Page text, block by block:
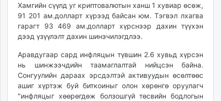
mminfo.mn
ugluu.mn
urlag.mn
asu.mn
shudarga.mn
shuurhai.mn
unuudur.mn
Хамгийн сүүлд уг криптовалютын ханш 1 хувиар өсөж,
91 201 ам.долларт хүрээд байсан юм. Тэгвэл лхагва
гарагт 93 469 ам.долларт хүрснээр дахин түүхэн
дээд үзүүлэлт дахин шинэчилэгдлээ.
Аравдугаар сард инфляцын түвшин 2.6 хувьд хүрсэн
нь шинжээчдийн таамаглалтай нийцсэн байна.
Сонгуулийн дараах эрсдэлтэй активуудын өсөлтөөс
ашиг хүртэж буй биткоиныг олон хөрөнгө оруулагч
"инфляцыг хөөрөгдөж болзошгүй төсвийн бодлогын